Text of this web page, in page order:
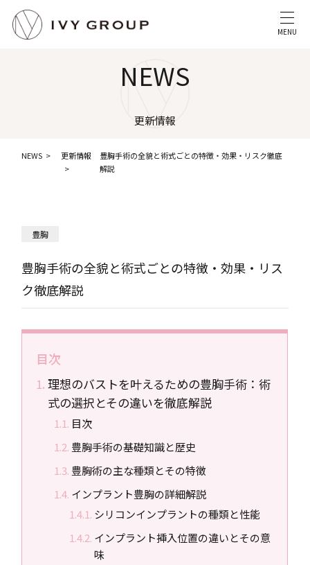
MENU
NEWS
更新情報
NEWS 更新情報
豊胸手術の全貌と術式ごとの特徴・効果・リスク徹底
解説
豊胸
豊胸手術の全貌と術式ごとの特徴・効果・リス
ク徹底解説
目次
理想のバストを叶えるための豊胸手術：術
式の選択とその違いを徹底解説
目次
豊胸手術の基礎知識と歴史
豊胸術の主な種類とその特徴
インプラント豊胸の詳細解説
シリコンインプラントの種類と性能
インプラント挿入位置の違いとその意
味